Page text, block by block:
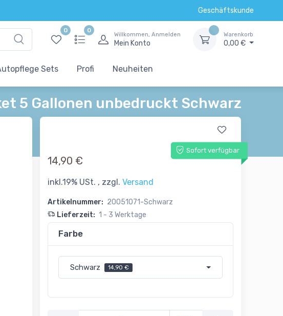
Geschäftskunde
0 0
Willkommen, Anmelden
Mein Konto
Warenkorb
0,00 €
Sets Profi Neuheiten
5 Gallonen unbedruckt Schwarz
Sofort verfügbar
14,90 €
inkl.19% USt. , zzgl. Versand
Artikelnummer: 20051071-Schwarz
Lieferzeit: 1 - 3 Werktage
Farbe
Schwarz 14,90 €